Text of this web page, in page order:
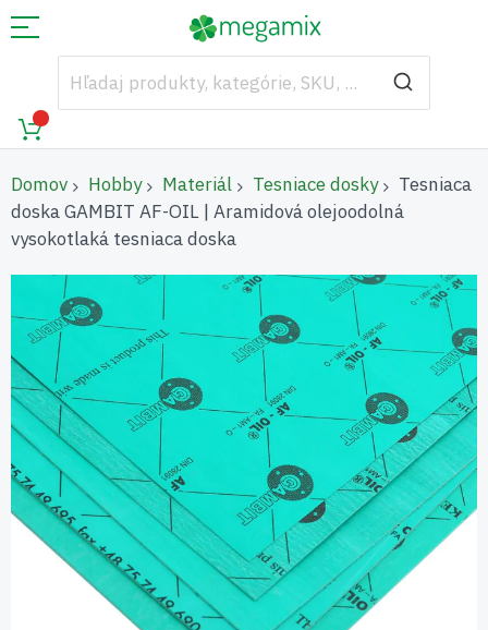
Domov Hobby Materiál Tesniace dosky
Tesniaca
doska GAMBIT AF-OIL | Aramidová olejoodolná
vysokotlaká tesniaca doska
Preskočiť
koniec
galérie
obrázkov